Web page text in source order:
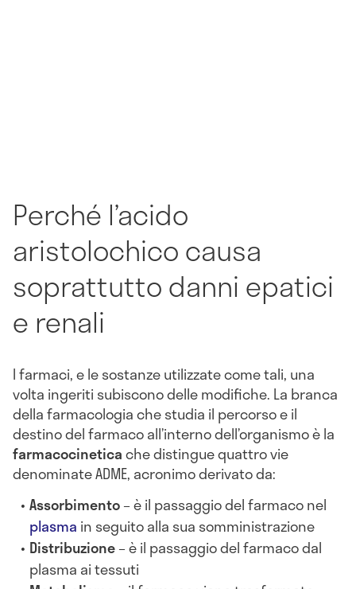
Perché l’acido
aristolochico causa
soprattutto danni epatici
e renali
I farmaci, e le sostanze utilizzate come tali, una
volta ingeriti subiscono delle modifiche. La branca
della farmacologia che studia il percorso e il
destino del farmaco all’interno dell’organismo è la
farmacocineticache distingue quattro vie
denominate ADME, acronimo derivato da:
Assorbimento– è il passaggio del farmaco nel
plasma in seguito alla sua somministrazione
Distribuzione– è il passaggio del farmaco dal
plasma ai tessuti